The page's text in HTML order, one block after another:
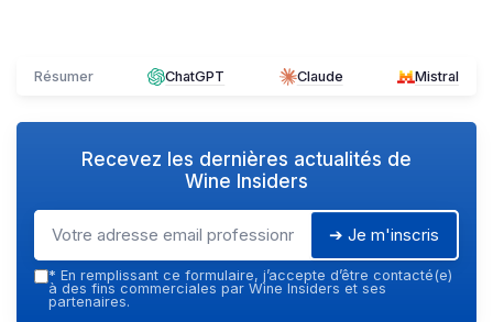
Résumer ChatGPT Claude Mistral
Recevez les dernières actualités de
Wine Insiders
➔ Je m'inscris
* En remplissant ce formulaire, j’accepte d’être contacté(e)
à des fins commerciales par Wine Insiders et ses
partenaires.